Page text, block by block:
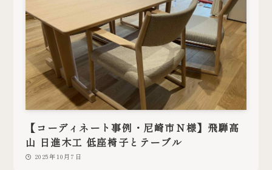
【コーディネート事例・尼崎市Ｎ様】飛騨高
山 日進木工 低座椅子とテーブル
2025年10月7日